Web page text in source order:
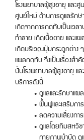
โรงพยาบาลผู้สูงอายุ และ
ศูนย์ใหม่ ด้านการดูแลรักษ
เกิดจากการกดทับเป็นเว
ทำลาย เกิดเนื้อตาย และ
เกิดบริเวณปุ่มกระดูกต่าง
แผลกดทับ จึงเป็นเรื่องส
นั้นโรงพยาบาลผู้สูงอายุ แ
บริการดังนี้
ดูแลและรักษาแผ
ฟื้นฟูและเสริมก
ลดความเสี่ยงกา
ดูแลโดยทีมสหวิ
กายภาพบำบัด ดู